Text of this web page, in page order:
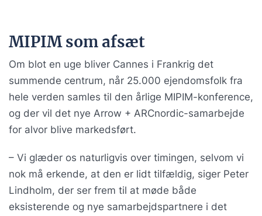
MIPIM som afsæt
Om blot en uge bliver Cannes i Frankrig det
summende centrum, når 25.000 ejendomsfolk fra
hele verden samles til den årlige MIPIM-konference,
og der vil det nye Arrow + ARCnordic-samarbejde
for alvor blive markedsført.
– Vi glæder os naturligvis over timingen, selvom vi
nok må erkende, at den er lidt tilfældig, siger Peter
Lindholm, der ser frem til at møde både
eksisterende og nye samarbejdspartnere i det